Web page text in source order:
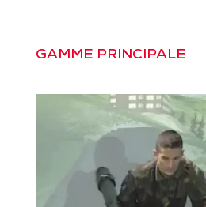
GAMME PRINCIPALE